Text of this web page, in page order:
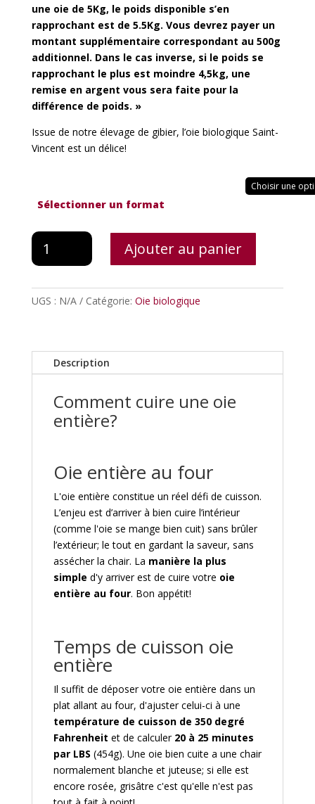
une oie de 5Kg, le poids disponible s’en
rapprochant est de 5.5Kg. Vous devrez payer un
montant supplémentaire correspondant au 500g
additionnel. Dans le cas inverse, si le poids se
rapprochant le plus est moindre 4,5kg, une
remise en argent vous sera faite pour la
différence de poids. »
Issue de notre élevage de gibier, l’oie biologique Saint-
Vincent est un délice!
Sélectionner un format
quantité
entière
Ajouter au panier
UGS : N/A Catégorie: Oie biologique
Description
Comment cuire une oie
entière?
Oie entière au four
L'oie entière constitue un réel défi de cuisson.
L’enjeu est d’arriver à bien cuire l’intérieur
(comme l'oie se mange bien cuit) sans brûler
l’extérieur; le tout en gardant la saveur, sans
assécher la chair. La manière la plus
simple d'y arriver est de cuire votre oie
entière au four. Bon appétit!
Temps de cuisson oie
entière
Il suffit de déposer votre oie entière dans un
plat allant au four, d'ajuster celui-ci à une
température de cuisson de 350 degré
Fahrenheit et de calculer 20 à 25 minutes
par LBS (454g). Une oie bien cuite a une chair
normalement blanche et juteuse; si elle est
encore rosée, grisâtre c'est qu'elle n'est pas